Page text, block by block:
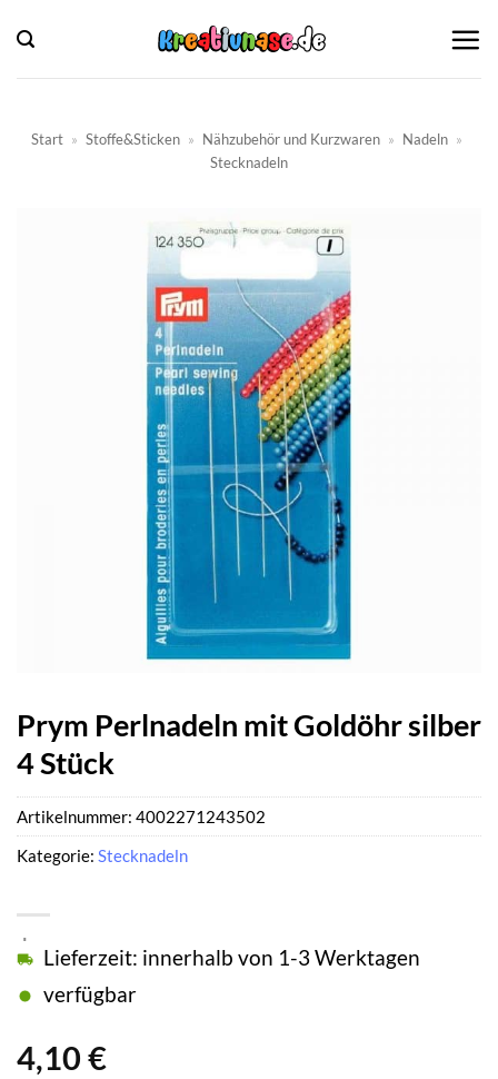
Inhalt
springen
Start » Stoffe&Sticken » Nähzubehör und Kurzwaren » Nadeln »
Stecknadeln
Prym Perlnadeln mit Goldöhr silber
4 Stück
4,10 €
Lieferzeit: innerhalb von 1-3 Werktagen
verfügbar
Artikelnummer: 4002271243502
Kategorie: Stecknadeln